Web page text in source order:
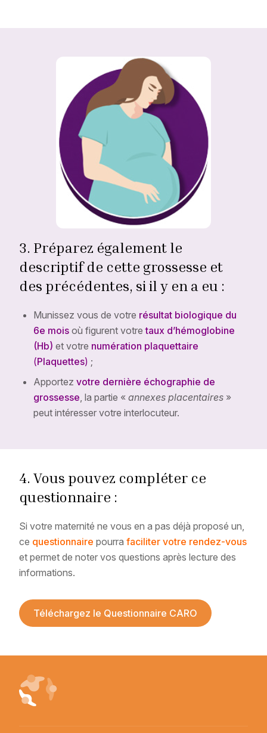
3. Préparez également le
descriptif de cette grossesse et
des précédentes, si il y en a eu :
Munissez vous de votre résultat biologique du
6e mois où figurent votretaux d’hémoglobine
(Hb) et votre numération plaquettaire
(Plaquettes) ;
Apportez votre dernière échographie de
grossesse, la partie « annexes placentaires »
peut intéresser votre interlocuteur.
4. Vous pouvez compléter ce
questionnaire :
Si votre maternité ne vous en a pas déjà proposé un,
ce questionnaire pourra faciliter votre rendez-vous
et permet de noter vos questions après lecture des
informations.
Téléchargez le Questionnaire CARO